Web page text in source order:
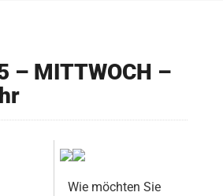
– MITTWOCH –
Wie möchten Sie